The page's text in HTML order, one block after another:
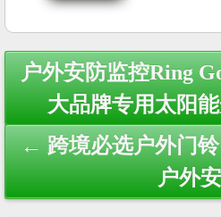
Post
navigation
户外安防监控Ring
大品牌专用太阳
← 跨境必选户外门
户外